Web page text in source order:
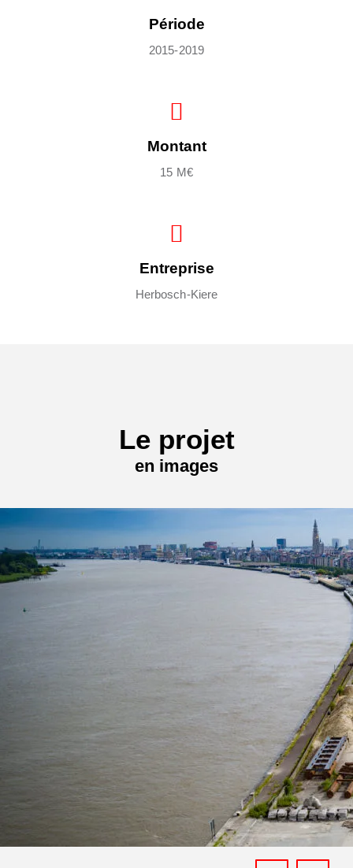
Période
2015-2019
Montant
15 M€
Entreprise
Herbosch-Kiere
Le projet
en images